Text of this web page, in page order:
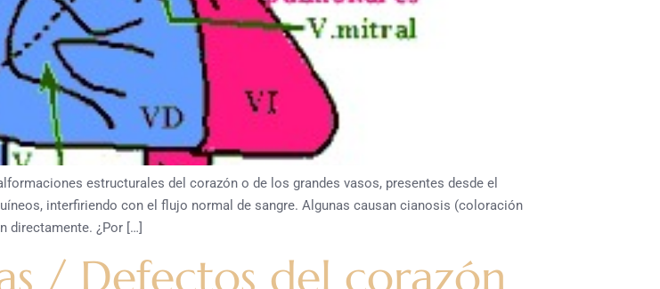
estructurales del corazón o de los grandes vasos, presentes desde el
interfiriendo con el flujo normal de sangre. Algunas causan cianosis (coloración
directamente. ¿Por […]
/ Defectos del corazón